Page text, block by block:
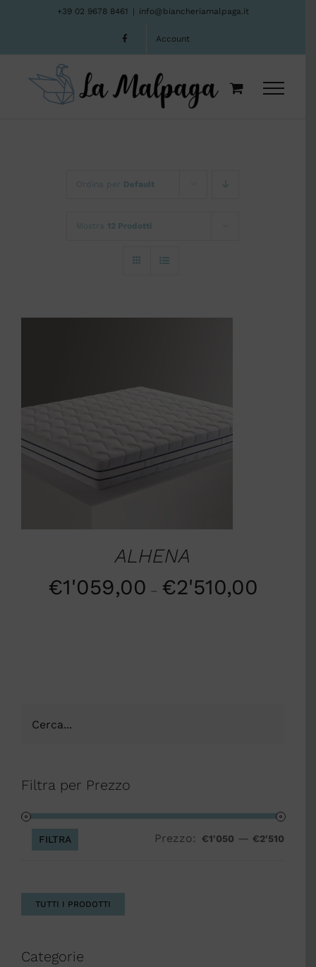
+39 02 9678 8461 info@biancheriamalpaga.it
Account
Ordina per Default
Mostra 12 Prodotti
ALHENA
€1'059,00 – €2'510,00
Filtra per Prezzo
FILTRA Prezzo: €1'050 — €2'510
TUTTI I PRODOTTI
Categorie